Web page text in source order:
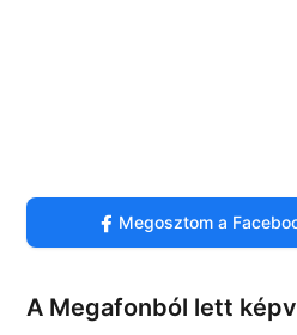
Megosztom a
A Megafonból lett